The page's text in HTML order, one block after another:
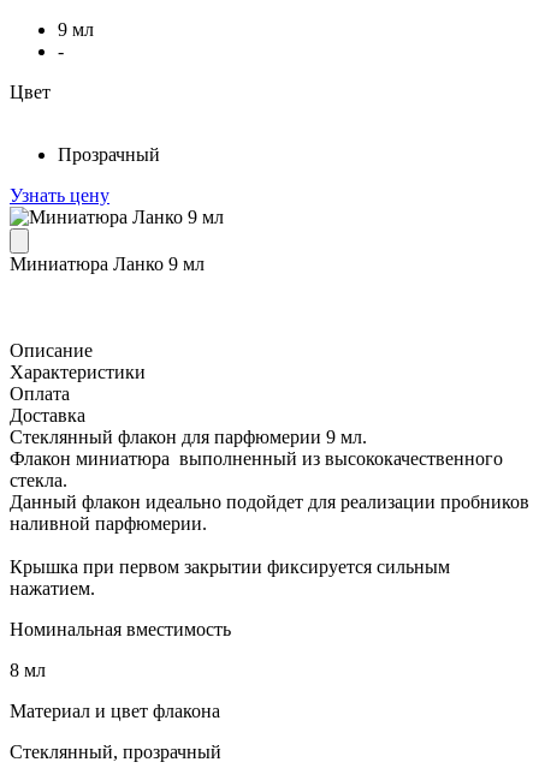
9 мл
-
Цвет
Прозрачный
Узнать цену
Миниатюра Ланко 9 мл
Описание
Характеристики
Оплата
Доставка
Стеклянный флакон для парфюмерии 9 мл.
Флакон миниатюра выполненный из высококачественного
стекла.
Данный флакон идеально подойдет для реализации пробников
наливной парфюмерии.
Крышка при первом закрытии фиксируется сильным
нажатием.
Номинальная вместимость
8 мл
Материал и цвет флакона
Стеклянный, прозрачный